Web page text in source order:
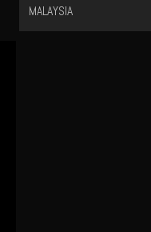
MALAYSIA